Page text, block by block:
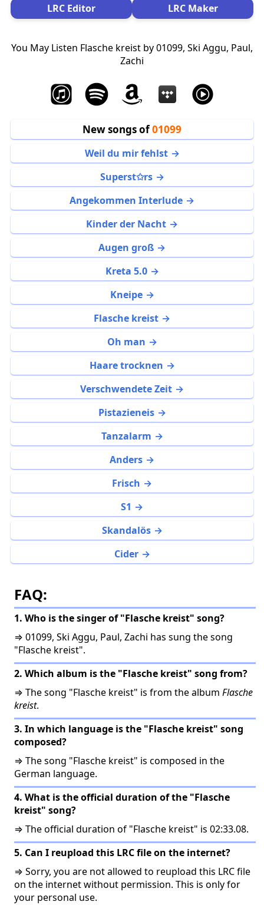
LRC Editor LRC Maker
You May Listen Flasche kreist by 01099, Ski Aggu, Paul,
Zachi
New songs of01099
Weil du mir fehlst
Superst✩rs
Angekommen Interlude
Kinder der Nacht
Augen groß
Kreta 5.0
Kneipe
Flasche kreist
Oh man
Haare trocknen
Verschwendete Zeit
Pistazieneis
Tanzalarm
Anders
Frisch
S1
Skandalös
Cider
FAQ:
1. Who is the singer of "Flasche kreist" song?
⇒ 01099, Ski Aggu, Paul, Zachi has sung the song
"Flasche kreist".
2. Which album is the "Flasche kreist" song from?
⇒ The song "Flasche kreist" is from the album Flasche
kreist.
3. In which language is the "Flasche kreist" song
composed?
⇒ The song "Flasche kreist" is composed in the
German language.
4. What is the official duration of the "Flasche
kreist" song?
⇒ The official duration of "Flasche kreist" is 02:33.08.
5. Can I reupload this LRC file on the internet?
⇒ Sorry, you are not allowed to reupload this LRC file
on the internet without permission. This is only for
your personal use.